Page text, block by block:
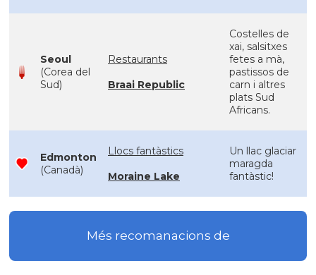
Seoul
(Corea del
Sud)
Restaurants
Braai Republic
Costelles de
xai, salsitxes
fetes a mà,
pastissos de
carn i altres
plats Sud
Africans.
Edmonton
(Canadà)
Llocs fantàstics
Moraine Lake
Un llac glaciar
maragda
fantàstic!
Més recomanacions de